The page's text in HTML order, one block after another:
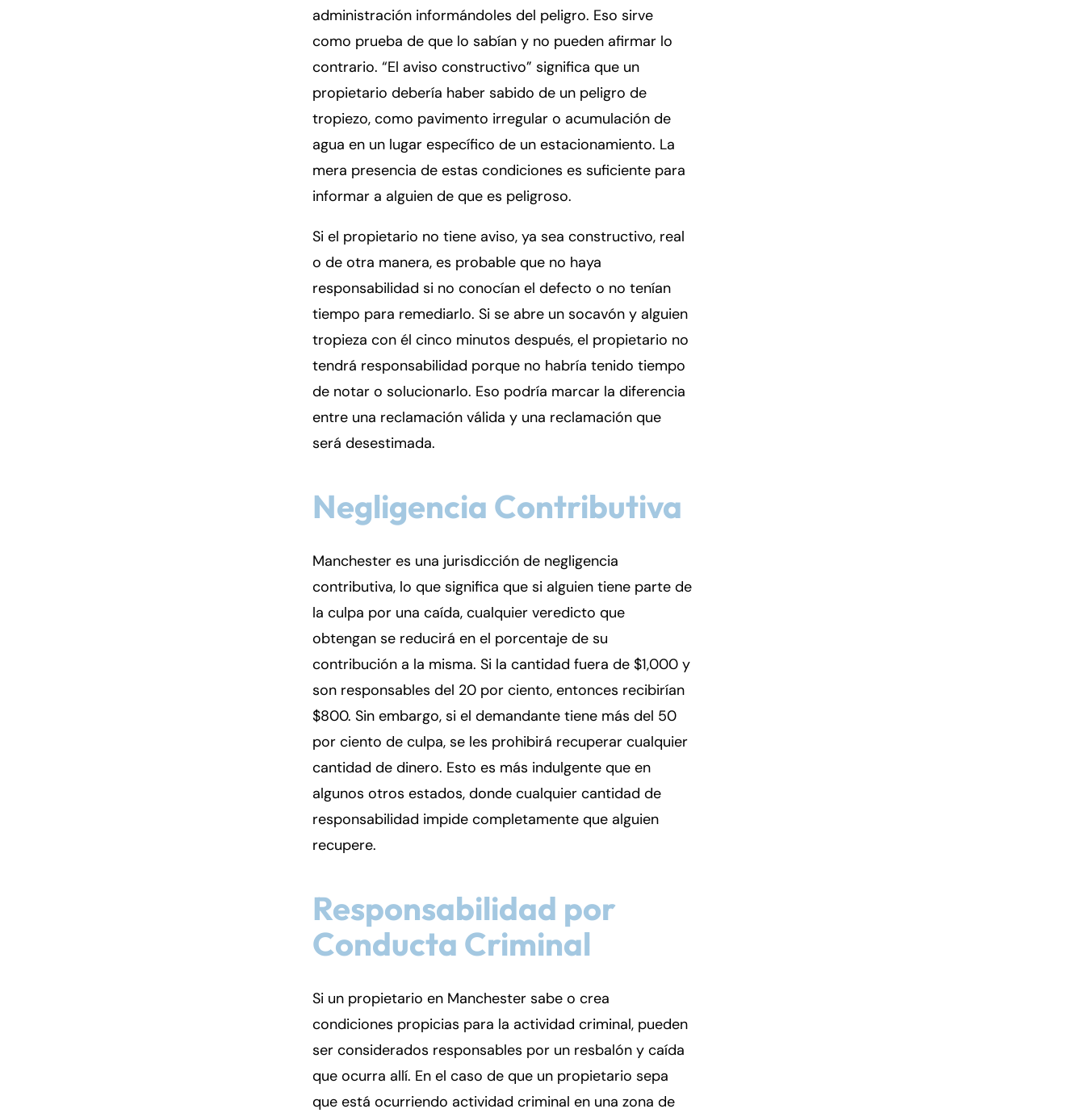
administración informándoles del peligro. Eso sirve
como prueba de que lo sabían y no pueden afirmar lo
contrario. “El aviso constructivo” significa que un
propietario debería haber sabido de un peligro de
tropiezo, como pavimento irregular o acumulación de
agua en un lugar específico de un estacionamiento. La
mera presencia de estas condiciones es suficiente para
informar a alguien de que es peligroso.
Si el propietario no tiene aviso, ya sea constructivo, real
o de otra manera, es probable que no haya
responsabilidad si no conocían el defecto o no tenían
tiempo para remediarlo. Si se abre un socavón y alguien
tropieza con él cinco minutos después, el propietario no
tendrá responsabilidad porque no habría tenido tiempo
de notar o solucionarlo. Eso podría marcar la diferencia
entre una reclamación válida y una reclamación que
será desestimada.
Negligencia Contributiva
Manchester es una jurisdicción de negligencia
contributiva, lo que significa que si alguien tiene parte de
la culpa por una caída, cualquier veredicto que
obtengan se reducirá en el porcentaje de su
contribución a la misma. Si la cantidad fuera de $1,000 y
son responsables del 20 por ciento, entonces recibirían
$800. Sin embargo, si el demandante tiene más del 50
por ciento de culpa, se les prohibirá recuperar cualquier
cantidad de dinero. Esto es más indulgente que en
algunos otros estados, donde cualquier cantidad de
responsabilidad impide completamente que alguien
recupere.
Responsabilidad por
Conducta Criminal
Si un propietario en Manchester sabe o crea
condiciones propicias para la actividad criminal, pueden
ser considerados responsables por un resbalón y caída
que ocurra allí. En el caso de que un propietario sepa
que está ocurriendo actividad criminal en una zona de